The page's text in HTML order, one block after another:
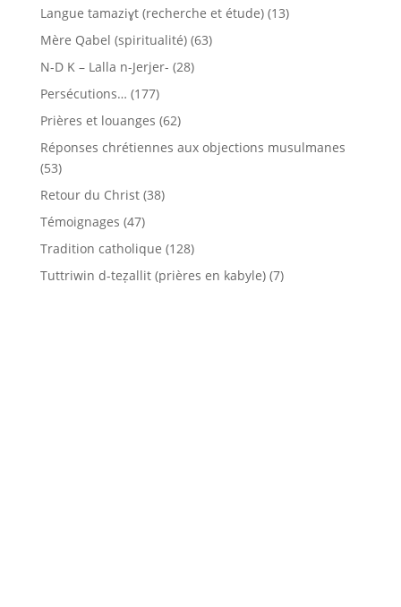
Langue tamaziɣt (recherche et étude)(13)
Mère Qabel (spiritualité)(63)
N-D K – Lalla n-Jerjer- (28)
Persécutions… (177)
Prières et louanges (62)
Réponses chrétiennes aux objections musulmanes
(53)
Retour du Christ(38)
Témoignages (47)
Tradition catholique (128)
Tuttriwin d-teẓallit (prières en kabyle)(7)